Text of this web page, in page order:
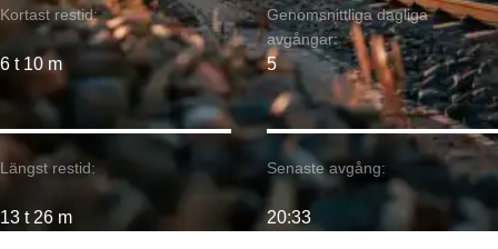
Kortast restid:
6 t 10 m
Längst restid:
13 t 26 m
Genomsnittliga dagliga
avgångar:
5
Senaste avgång:
20:33